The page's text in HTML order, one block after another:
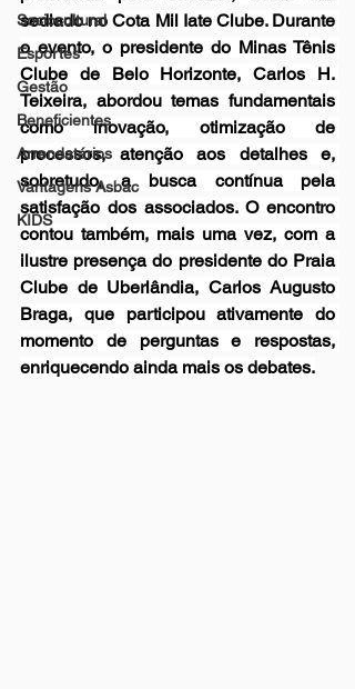
Sociocultural
Esportes
Gestão
Beneficientes
Arrendatários
Vantagens Asbac
KIDS
sediado no Cota Mil Iate Clube. Durante
o evento, o presidente do Minas Tênis
Clube de Belo Horizonte, Carlos H.
Teixeira, abordou temas fundamentais
como inovação, otimização de
processos, atenção aos detalhes e,
sobretudo, a busca contínua pela
satisfação dos associados. O encontro
contou também, mais uma vez, com a
ilustre presença do presidente do Praia
Clube de Uberlândia, Carlos Augusto
Braga, que participou ativamente do
momento de perguntas e respostas,
enriquecendo ainda mais os debates.